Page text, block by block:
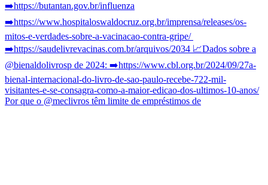
Por que o @meclivros têm limite de empréstimos de